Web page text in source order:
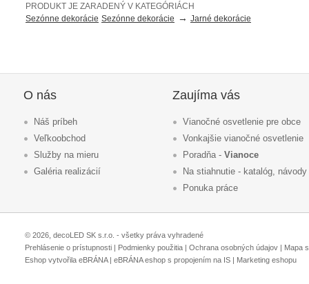
PRODUKT JE ZARADENÝ V KATEGÓRIÁCH
Sezónne dekorácie Sezónne dekorácie → Jarné dekorácie
O nás
Náš príbeh
Veľkoobchod
Služby na mieru
Galéria realizácií
Zaujíma vás
Vianočné osvetlenie pre obce
Vonkajšie vianočné osvetlenie
Poradňa - Vianoce
Na stiahnutie - katalóg, návody
Ponuka práce
© 2026, decoLED SK s.r.o. - všetky práva vyhradené
Prehlásenie o prístupnosti | Podmienky použitia | Ochrana osobných údajov | Mapa
Eshop vytvořila eBRÁNA| eBRÁNA eshop s propojením na IS | Marketing eshopu